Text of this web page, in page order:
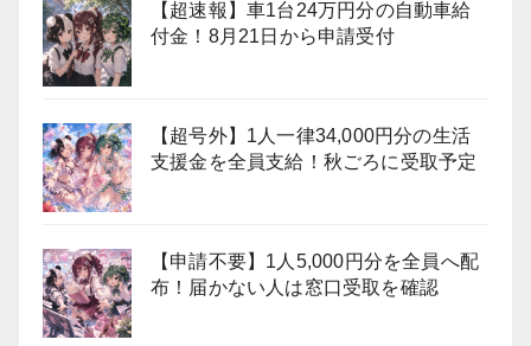
【超速報】車1台24万円分の自動車給
付金！8月21日から申請受付
【超号外】1人一律34,000円分の生活
支援金を全員支給！秋ごろに受取予定
【申請不要】1人5,000円分を全員へ配
布！届かない人は窓口受取を確認